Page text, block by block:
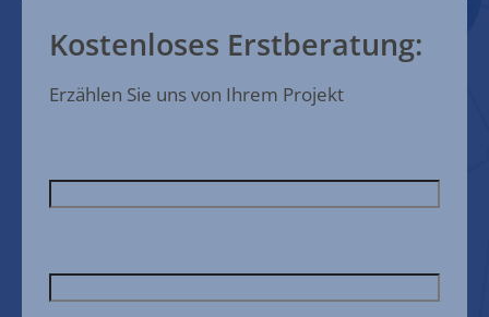
Kostenloses Erstberatung:
Erzählen Sie uns von Ihrem Projekt